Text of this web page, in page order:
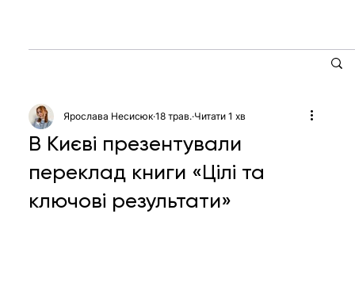
В Києві презентували
переклад книги «Цілі та
ключові результати»
Ярослава Несисюк 18 трав. Читати 1 хв